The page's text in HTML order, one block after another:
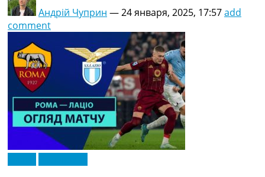
Андрій Чуприн —24 января, 2025, 17:57add
comment